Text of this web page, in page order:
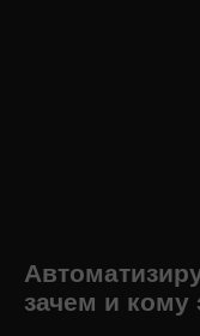
зачем и кому